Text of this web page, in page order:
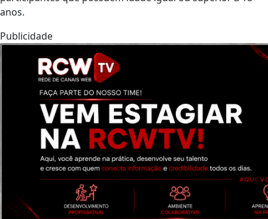
anos.
Publicidade